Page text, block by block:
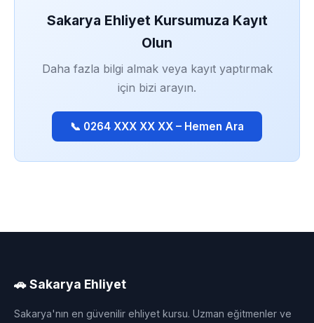
Sakarya Ehliyet Kursumuza Kayıt
Olun
Daha fazla bilgi almak veya kayıt yaptırmak
için bizi arayın.
📞 0264 XXX XX XX – Hemen Ara
🚗 Sakarya Ehliyet
Sakarya'nın en güvenilir ehliyet kursu. Uzman eğitmenler ve